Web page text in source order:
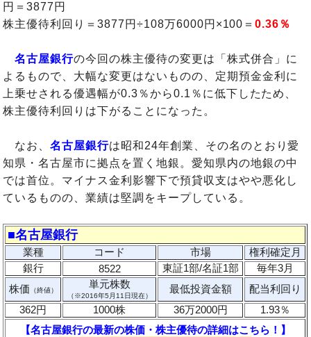
円＝3877円
株主優待利回り＝3877円÷108万6000円×100＝0.36％
名古屋銀行の今回の株主優待の変更は「株式併合」に
よるもので、大幅な変更はないものの、定期預金金利に
上乗せされる優遇幅が0.3％から0.1％に低下したため、
株主優待利回りは下がることになった。
なお、名古屋銀行は昭和24年創業、その名のとおり愛
知県・名古屋市に拠点を置く地銀。愛知県内の地銀の中
では首位。マイナス金利影響下で預貸収支はやや悪化し
ているものの、業績は堅調をキープしている。
■名古屋銀行
業種 コード 市場
権利確定月
銀行
8522 東証1部/名証1部
毎年3月
株価 （終値）
単元株数
（※2016年5月11日現在）
最低投資金額
配当利回り
362円
1000株 36万2000円
1.93％
【名古屋銀行の最新の株価・株主優待の詳細はこちら！】